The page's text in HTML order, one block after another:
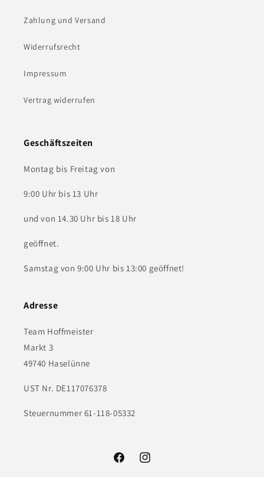
Zahlung und Versand
Widerrufsrecht
Impressum
Vertrag widerrufen
Geschäftszeiten
Montag bis Freitag von
9:00 Uhr bis 13 Uhr
und von 14.30 Uhr bis 18 Uhr
geöffnet.
Samstag von 9:00 Uhr bis 13:00 geöffnet!
Adresse
Team Hoffmeister
Markt 3
49740 Haselünne
UST Nr. DE117076378
Steuernummer 61-118-05332
FacebookInstagram